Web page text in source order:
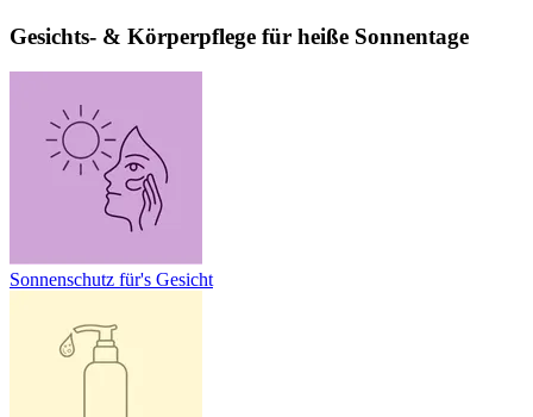
Gesichts- & Körperpflege für heiße Sonnentage
Sonnenschutz für's Gesicht